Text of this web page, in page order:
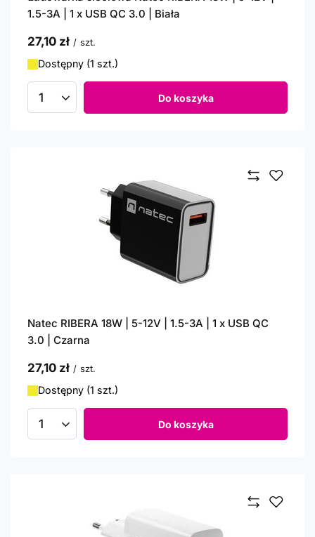
1.5-3A | 1 x USB QC 3.0 | Biała
27,10 zł / szt.
Dostępny (1 szt.)
Ilość produktów Do koszyka
Natec RIBERA 18W | 5-12V | 1.5-3A | 1 x USB QC
3.0 | Czarna
27,10 zł / szt.
Dostępny (1 szt.)
Ilość produktów Do koszyka